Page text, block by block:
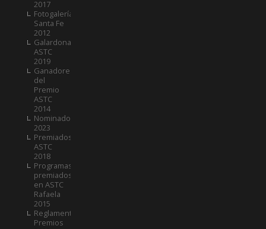
2017
Fotogalería
Santa Fe
2012
Galardonados
ASTC
2019
Ganadores
del
Premio
ASTC
2014
Nominados
2023
Premiados
ASTC
2018
Programas
premiados
en ASTC
Rafaela
2015
Reglamento
Premios